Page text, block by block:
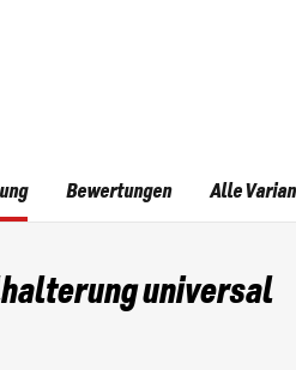
universal
Bewertungen Alle